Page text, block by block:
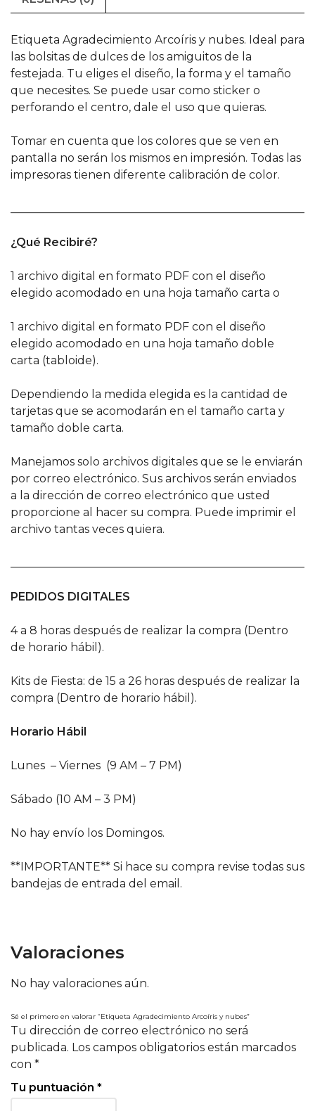
Etiqueta Agradecimiento Arcoíris y nubes. Ideal para
las bolsitas de dulces de los amiguitos de la
festejada. Tu eliges el diseño, la forma y el tamaño
que necesites. Se puede usar como sticker o
perforando el centro, dale el uso que quieras.
Tomar en cuenta que los colores que se ven en
pantalla no serán los mismos en impresión. Todas las
impresoras tienen diferente calibración de color.
¿Qué Recibiré?
1 archivo digital en formato PDF con el diseño
elegido acomodado en una hoja tamaño carta o
1 archivo digital en formato PDF con el diseño
elegido acomodado en una hoja tamaño doble
carta (tabloide).
Dependiendo la medida elegida es la cantidad de
tarjetas que se acomodarán en el tamaño carta y
tamaño doble carta.
Manejamos solo archivos digitales que se le enviarán
por correo electrónico. Sus archivos serán enviados
a la dirección de correo electrónico que usted
proporcione al hacer su compra. Puede imprimir el
archivo tantas veces quiera.
PEDIDOS DIGITALES
4 a 8 horas después de realizar la compra (Dentro
de horario hábil).
Kits de Fiesta: de 15 a 26 horas después de realizar la
compra (Dentro de horario hábil).
Horario Hábil
Lunes – Viernes (9 AM – 7 PM)
Sábado (10 AM – 3 PM)
No hay envío los Domingos.
**IMPORTANTE** Si hace su compra revise todas sus
bandejas de entrada del email.
Valoraciones
No hay valoraciones aún.
Sé el primero en valorar “Etiqueta Agradecimiento Arcoíris y nubes”
Tu dirección de correo electrónico no será
publicada. Los campos obligatorios están marcados
con *
Tu puntuación *